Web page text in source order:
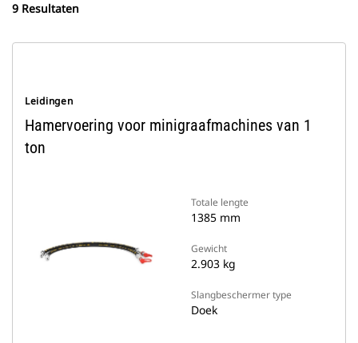
9 Resultaten
Leidingen
Hamervoering voor minigraafmachines van 1
ton
Totale lengte
1385 mm
Gewicht
2.903 kg
Slangbeschermer type
Doek